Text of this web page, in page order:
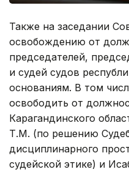
Также на заседании
освобождению от
председателей,
и судей судов
основаниям. В том
освободить от
Карагандинского
Т.М. (по решению
дисциплинарного
судейской этике) и